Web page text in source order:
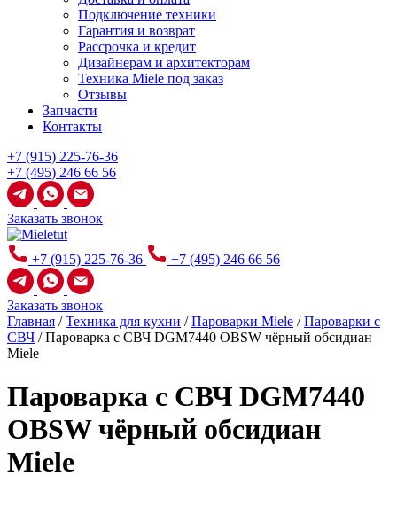
Подключение техники
Гарантия и возврат
Рассрочка и кредит
Дизайнерам и архитекторам
Техника Miele под заказ
Отзывы
Запчасти
Контакты
+7 (915) 225-76-36
+7 (495) 246 66 56
Заказать звонок
+7 (915) 225-76-36 +7 (495) 246 66 56
Заказать звонок
Главная /Техника для кухни /Пароварки Miele /Пароварки с
СВЧ /Пароварка с СВЧ DGM7440 OBSW чёрный обсидиан
Miele
Пароварка с СВЧ DGM7440
OBSW чёрный обсидиан
Miele